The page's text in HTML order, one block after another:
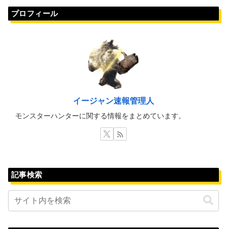
プロフィール
イージャン速報管理人
モンスターハンターに関する情報をまとめています。
記事検索